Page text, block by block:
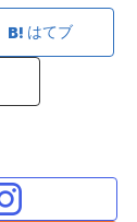
はてブ